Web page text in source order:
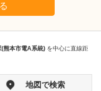
(熊本市電A系統) を中心に直線距
地図で検索